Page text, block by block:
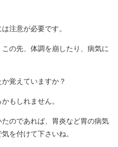
注意が必要です。
の先、体調を崩したり、病気に
覚えていますか？
もしれません。
のであれば、胃炎など胃の病気
を付けて下さいね。